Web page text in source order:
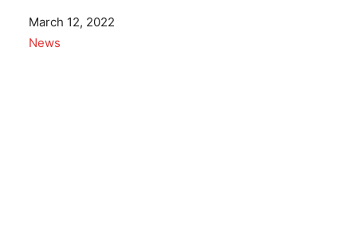
Date
March 12, 2022
In relation to
News